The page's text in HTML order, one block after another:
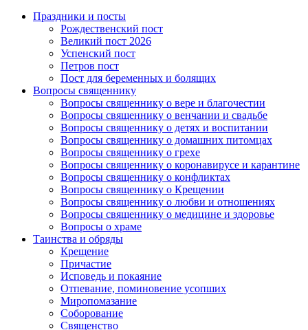
Праздники и посты
Рождественский пост
Великий пост 2026
Успенский пост
Петров пост
Пост для беременных и болящих
Вопросы священнику
Вопросы священнику о вере и благочестии
Вопросы священнику о венчании и свадьбе
Вопросы священнику о детях и воспитании
Вопросы священнику о домашних питомцах
Вопросы священнику о грехе
Вопросы священнику о коронавирусе и карантине
Вопросы священнику о конфликтах
Вопросы священнику о Крещении
Вопросы священнику о любви и отношениях
Вопросы священнику о медицине и здоровье
Вопросы о храме
Таинства и обряды
Крещение
Причастие
Исповедь и покаяние
Отпевание, поминовение усопших
Миропомазание
Соборование
Священство